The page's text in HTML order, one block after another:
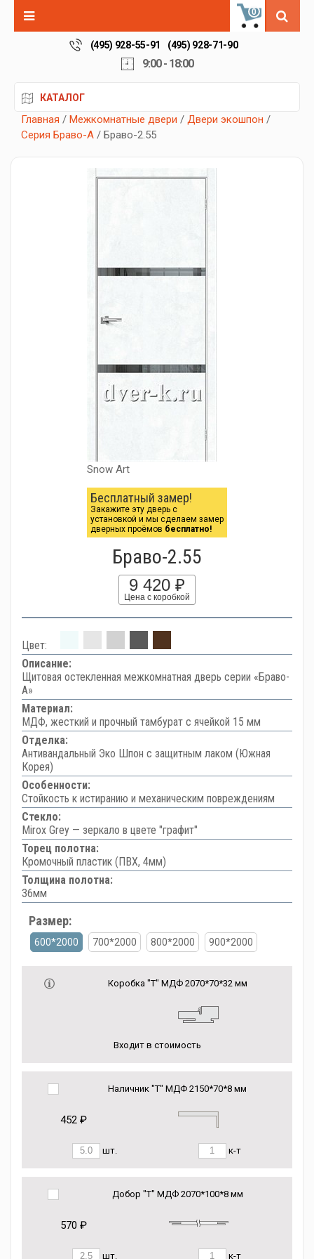
0
(495) 928-55-91 (495) 928-71-90
9:00 - 18:00
КАТАЛОГ
Главная / Межкомнатные двери / Двери экошпон /
Серия Браво-А / Браво-2.55
Snow Art
Бесплатный замер!
Закажите эту дверь с
установкой и мы сделаем замер
дверных проёмов бесплатно!
Браво-2.55
9 420 ₽
Цена с коробкой
Цвет:
Описание:
Щитовая остекленная межкомнатная дверь серии «Браво-
А»
Материал:
МДФ, жесткий и прочный тамбурат с ячейкой 15 мм
Отделка:
Антивандальный Эко Шпон с защитным лаком (Южная
Корея)
Особенности:
Стойкость к истиранию и механическим повреждениям
Стекло:
Mirox Grey — зеркало в цвете "графит"
Торец полотна:
Кромочный пластик (ПВХ, 4мм)
Толщина полотна:
36мм
Размер:
600*2000 700*2000 800*2000 900*2000
Коробка "Т" МДФ 2070*70*32 мм
Входит в стоимость
Наличник "Т" МДФ 2150*70*8 мм
452 ₽
шт. к-т
Добор "Т" МДФ 2070*100*8 мм
570 ₽
шт. к-т